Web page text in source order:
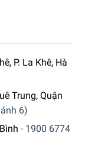
áo ít hoặc cần
và giữ độ mềm
P. La Khê, Hà
Trung, Quận
6)
- 1900 6774